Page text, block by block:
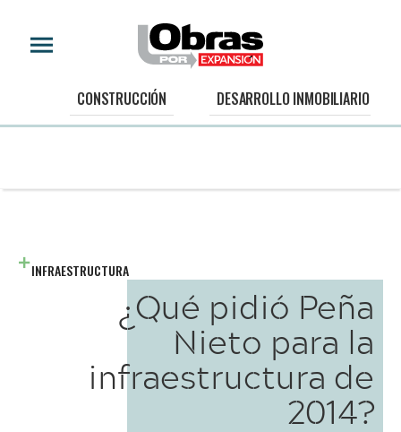
CONSTRUCCIÓN DESARROLLO INMOBILIARIO
INFRAESTRUCTURA
¿Qué pidió Peña
Nieto para la
infraestructura de
2014?